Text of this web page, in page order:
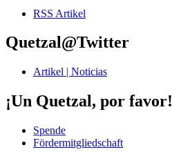
RSS Artikel
Quetzal@Twitter
Artikel | Noticias
¡Un Quetzal, por favor!
Spende
Fördermitgliedschaft